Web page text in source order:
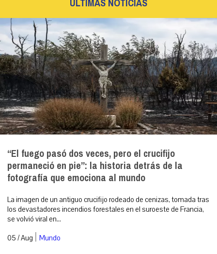
“El fuego pasó dos veces, pero el crucifijo
permaneció en pie”: la historia detrás de la
fotografía que emociona al mundo
La imagen de un antiguo crucifijo rodeado de cenizas, tomada tras
los devastadores incendios forestales en el suroeste de Francia,
se volvió viral en...
05 / Aug | Mundo